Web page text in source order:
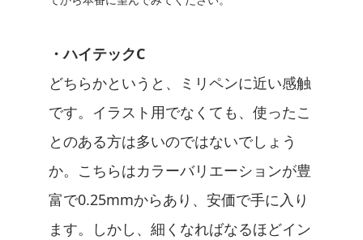
・ハイテックC
どちらかというと、ミリペンに近い感触
です。イラスト用でなくても、使ったこ
とのある方は多いのではないでしょう
か。こちらはカラーバリエーションが豊
富で0.25mmからあり、安価で手に入り
ます。しかし、細くなればなるほどイン